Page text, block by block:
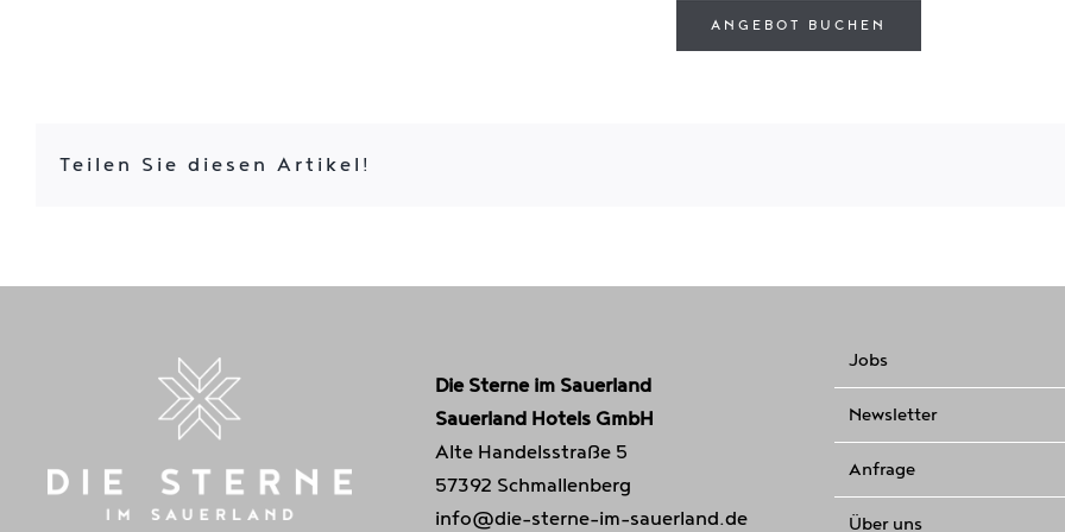
ANGEBOT BUCHEN
Teilen Sie diesen Artikel!
Die Sterne im Sauerland
Sauerland Hotels GmbH
Alte Handelsstraße 5
57392 Schmallenberg
info@die-sterne-im-sauerland.de
Jobs
Newsletter
Anfrage
Über uns